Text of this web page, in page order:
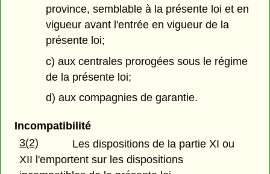
province, semblable à la présente loi et en
vigueur avant l'entrée en vigueur de la
présente loi;
c) aux centrales prorogées sous le régime
de la présente loi;
d) aux compagnies de garantie.
Incompatibilité
3(2)
Les dispositions de la partie XI ou
XII l'emportent sur les dispositions